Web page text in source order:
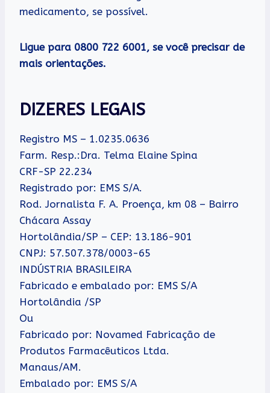
medicamento, se possível.
Ligue para 0800 722 6001, se você precisar de
mais orientações.
DIZERES LEGAIS
Registro MS – 1.0235.0636
Farm. Resp.:Dra. Telma Elaine Spina
CRF-SP 22.234
Registrado por: EMS S/A.
Rod. Jornalista F. A. Proença, km 08 – Bairro
Chácara Assay
Hortolândia/SP – CEP: 13.186-901
CNPJ: 57.507.378/0003-65
INDÚSTRIA BRASILEIRA
Fabricado e embalado por: EMS S/A
Hortolândia /SP
Ou
Fabricado por: Novamed Fabricação de
Produtos Farmacêuticos Ltda.
Manaus/AM.
Embalado por: EMS S/A